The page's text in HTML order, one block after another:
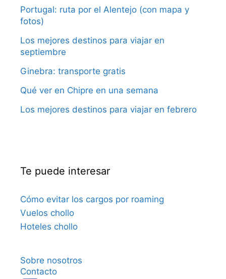
Portugal: ruta por el Alentejo (con mapa y
fotos)
Los mejores destinos para viajar en
septiembre
Ginebra: transporte gratis
Qué ver en Chipre en una semana
Los mejores destinos para viajar en febrero
Te puede interesar
Cómo evitar los cargos por roaming
Vuelos chollo
Hoteles chollo
Sobre nosotros
Contacto